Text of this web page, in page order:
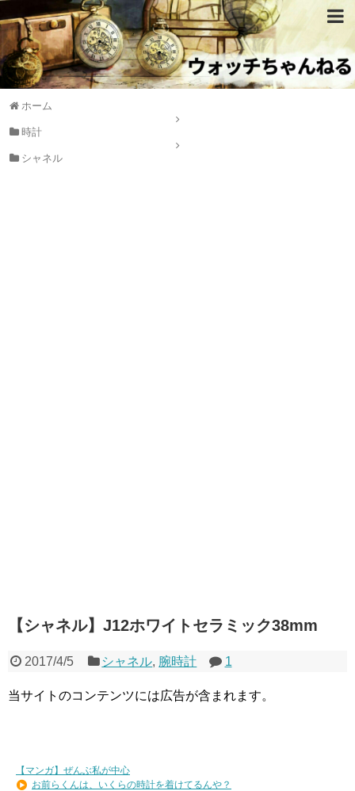
ホーム
時計
シャネル
【シャネル】J12ホワイトセラミック38mm
2017/4/5 シャネル, 腕時計 1
当サイトのコンテンツには広告が含まれます。
【マンガ】ぜんぶ私が中心
お前らくんは、いくらの時計を着けてるんや？